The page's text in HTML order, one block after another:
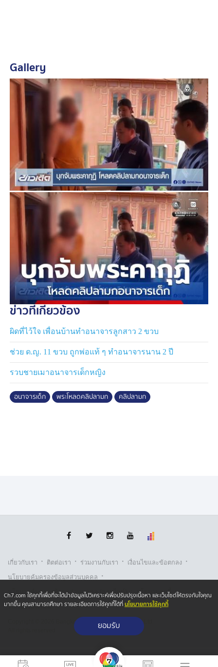
Gallery
ข่าวที่เกี่ยวข้อง
ผิดที่ไว้ใจ เพื่อนบ้านทำอนาจารลูกสาว 2 ขวบ
ช่วย ด.ญ. 11 ขวบ ถูกพ่อแท้ ๆ ทำอนาจารนาน 2 ปี
รวบชายเมาอนาจารเด็กหญิง
อนาจารเด็ก พระโหลดคลิปลามก คลิปลามก
เกี่ยวกับเรา · ติตต่อเรา · ร่วมงานกับเรา · เงื่อนไขและข้อตกลง ·
นโยบายคุ้มครองข้อมูลส่วนบุคคล ·
นโยบายคุ้มครองข้อมูลส่วนบุคคล (ออนไลน์) · นโยบายคุกกี้ ·
รับเรื่องร้องเรียน
Copyright © 2026 Bangkok Broadcasting & T.V. Co.,Ltd.
Ch7.com ใช้คุกกี้เพื่อที่จะได้นำข้อมูลไปวิเคราะห์เพื่อปรับปรุงเนื้อหา และเว็บไซต์ให้ตรงกับใจคุณ
มากขึ้น คุณสามารถศึกษา รายละเอียดการใช้คุกกี้ได้ที่นโยบายการใช้คุกกี้
ยอมรับ